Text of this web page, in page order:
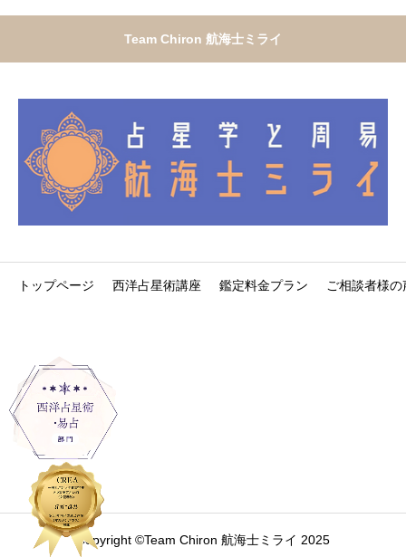
Team Chiron 航海士ミライ
トップページ 西洋占星術講座 鑑定料金プラン ご相談者様の
Copyright ©Team Chiron 航海士ミライ 2025